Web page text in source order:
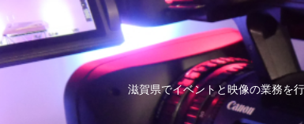
滋賀県でイベントと映像の業務を